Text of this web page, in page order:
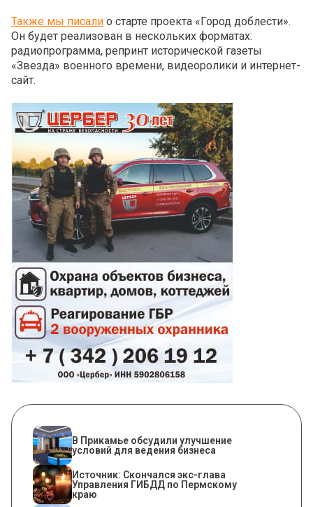
Также мы писали о старте проекта «Город доблести».
Он будет реализован в нескольких форматах:
радиопрограмма, репринт исторической газеты
«Звезда» военного времени, видеоролики и интернет-
сайт.
В Прикамье обсудили улучшение
условий для ведения бизнеса
Источник: Скончался экс-глава
Управления ГИБДД по Пермскому
краю